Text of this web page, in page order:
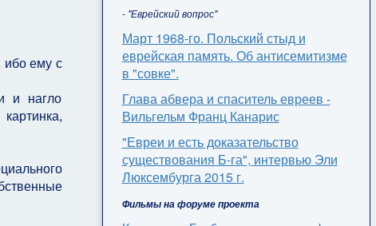
ибо ему с
и нагло
- "Еврейский вопрос"
Март 1968-го. Польский стыд и
еврейская память. Об антисемитизме
в "совке".
Глава абвера и спаситель евреев -
Вильгельм Франц Канарис
"Евреи и есть доказательство
существования Б-га", интервью Эли
Люксембурга 2015 г.
Фильмы на форуме проекта